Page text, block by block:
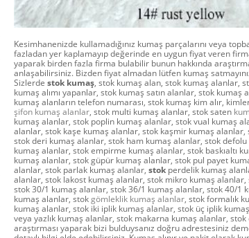
Kesimhanenizde kullamadığınız kumaş parçalarını veya
fazladan yer kaplamayıp değerinde en uygun fiyat veren
yaparak birden fazla firma bulabilir bunun hakkında
anlaşabilirsiniz. Bizden fiyat almadan lütfen kumaş
Sizlerde stok kumaş, stok kumaş alan, stok kumaş alanlar,
kumaş alımı yapanlar, stok kumaş satın alanlar, stok kumaş
kumaş alanların telefon numarası, stok kumaş kim alır,
şifon kumaş alanlar, stok multi kumaş alanlar, stok saten
kumaş alanlar, stok poplin kumaş alanlar, stok vual kumaş
alanlar, stok kaşe kumaş alanlar, stok kaşmir kumaş
stok deri kumaş alanlar, stok ham kumaş alanlar, stok
kumaş alanlar, stok empirme kumaş alanlar, stok baskıaltı
kumaş alanlar, stok güpür kumaş alanlar, stok pul payet
alanlar, stok parlak kumaş alanlar, stok perdelik kumaş
alanlar, stok lakost kumaş alanlar, stok mikro kumaş
stok 30/1 kumaş alanlar, stok 36/1 kumaş alanlar, stok 40/1
kumaş alanlar, stokgömleklik kumaş alanlar, stok formalık
kumaş alanlar, stok iki iplik kumaş alanlar, stok üç iplik
veya yazlık kumaş alanlar, stok makarna kumaş alanlar,
araştırması yaparak bizi bulduysanız doğru adrestesiniz